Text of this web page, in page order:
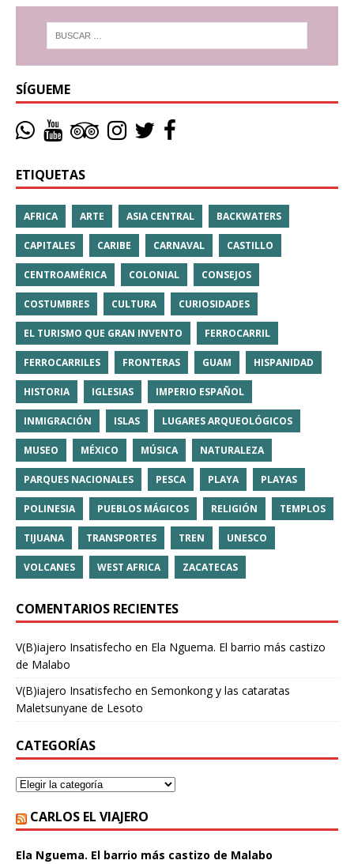
SÍGUEME
ETIQUETAS
AFRICA ARTE ASIA CENTRAL BACKWATERS
CAPITALES CARIBE CARNAVAL CASTILLO
CENTROAMÉRICA COLONIAL CONSEJOS
COSTUMBRES CULTURA CURIOSIDADES
EL TURISMO QUE GRAN INVENTO FERROCARRIL
FERROCARRILES FRONTERAS GUAM HISPANIDAD
HISTORIA IGLESIAS IMPERIO ESPAÑOL
INMIGRACIÓN ISLAS LUGARES ARQUEOLÓGICOS
MUSEO MÉXICO MÚSICA NATURALEZA
PARQUES NACIONALES PESCA PLAYA PLAYAS
POLINESIA PUEBLOS MÁGICOS RELIGIÓN TEMPLOS
TIJUANA TRANSPORTES TREN UNESCO
VOLCANES WEST AFRICA ZACATECAS
COMENTARIOS RECIENTES
V(B)iajero Insatisfecho en Ela Nguema. El barrio más castizo
de Malabo
V(B)iajero Insatisfecho en Semonkong y las cataratas
Maletsunyane de Lesoto
CATEGORÍAS
CARLOS EL VIAJERO
Ela Nguema. El barrio más castizo de Malabo